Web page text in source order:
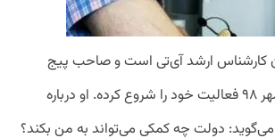
ارشد آی‌تی است و صاحب پیج
عطرچی است که از مهر ۹۸ فعالیت خود را شروع کرده. او درباره
دولت چه کمکی می‌تواند به من بکند؟